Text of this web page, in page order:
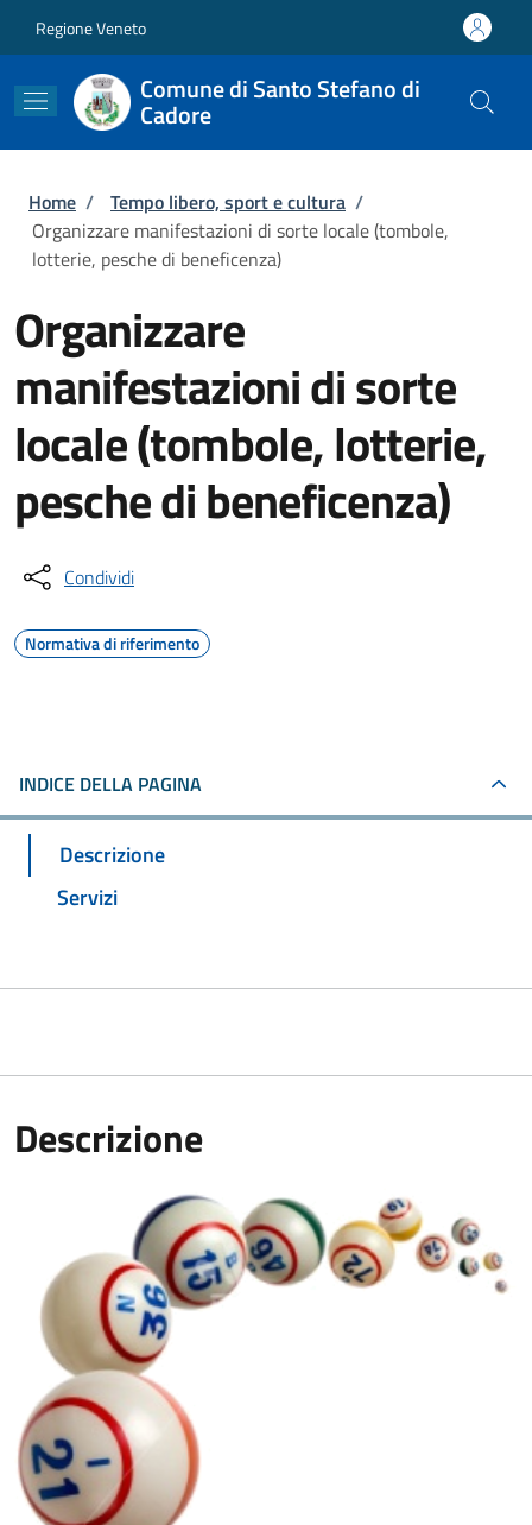
Regione Veneto
Comune di Santo Stefano di
Cadore
Briciole di pane
Home / Tempo libero, sport e cultura /
Organizzare manifestazioni di sorte locale (tombole,
lotterie, pesche di beneficenza)
Organizzare
manifestazioni di sorte
locale (tombole, lotterie,
pesche di beneficenza)
Condividi
Normativa di riferimento
INDICE DELLA PAGINA
Descrizione
Servizi
Descrizione